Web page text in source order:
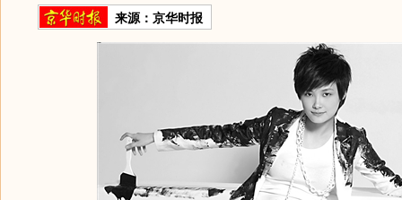
来源： 京华时报